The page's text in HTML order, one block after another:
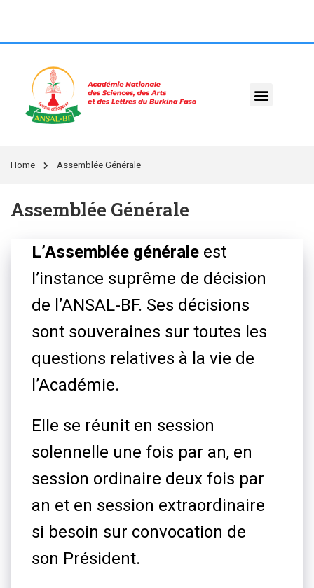
Home Assemblée Générale
Assemblée Générale
L’Assemblée générale est
l’instance suprême de décision
de l’ANSAL-BF. Ses décisions
sont souveraines sur toutes les
questions relatives à la vie de
l’Académie.
Elle se réunit en session
solennelle une fois par an, en
session ordinaire deux fois par
an et en session extraordinaire
si besoin sur convocation de
son Président.